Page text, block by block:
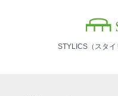
STYLICS（スタ